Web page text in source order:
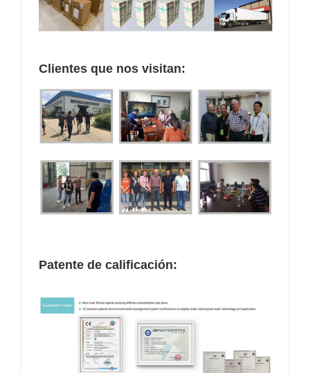
Clientes que nos visitan:
Patente de calificación: